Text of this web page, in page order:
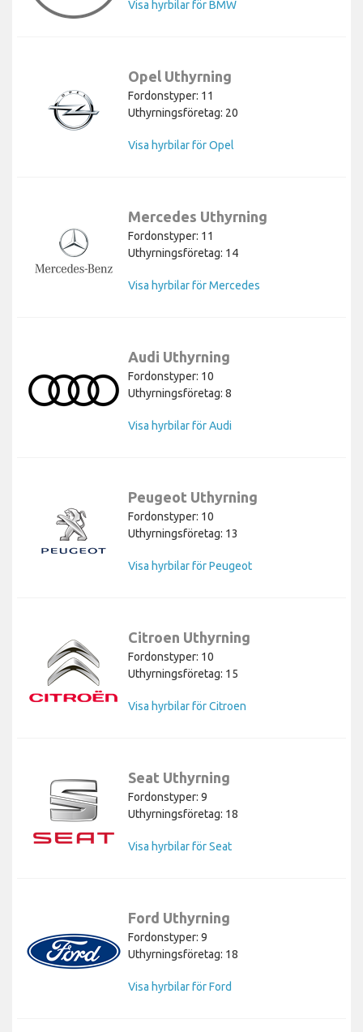
Visa hyrbilar för BMW
Opel Uthyrning
Fordonstyper: 11
Uthyrningsföretag: 20
Visa hyrbilar för Opel
Mercedes Uthyrning
Fordonstyper: 11
Uthyrningsföretag: 14
Visa hyrbilar för Mercedes
Audi Uthyrning
Fordonstyper: 10
Uthyrningsföretag: 8
Visa hyrbilar för Audi
Peugeot Uthyrning
Fordonstyper: 10
Uthyrningsföretag: 13
Visa hyrbilar för Peugeot
Citroen Uthyrning
Fordonstyper: 10
Uthyrningsföretag: 15
Visa hyrbilar för Citroen
Seat Uthyrning
Fordonstyper: 9
Uthyrningsföretag: 18
Visa hyrbilar för Seat
Ford Uthyrning
Fordonstyper: 9
Uthyrningsföretag: 18
Visa hyrbilar för Ford